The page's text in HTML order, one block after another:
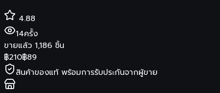
4.88
14ครั้ง
ขายแล้ว 1,186 ชิ้น
฿210฿89
สินค้าของแท้ พร้อมการรับประกันจากผู้ขาย